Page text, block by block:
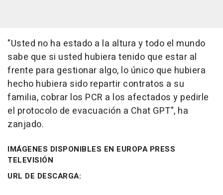
"Usted no ha estado a la altura y todo el mundo
sabe que si usted hubiera tenido que estar al
frente para gestionar algo, lo único que hubiera
hecho hubiera sido repartir contratos a su
familia, cobrar los PCR a los afectados y pedirle
el protocolo de evacuación a Chat GPT", ha
zanjado.
IMÁGENES DISPONIBLES EN EUROPA PRESS
TELEVISIÓN
URL DE DESCARGA: